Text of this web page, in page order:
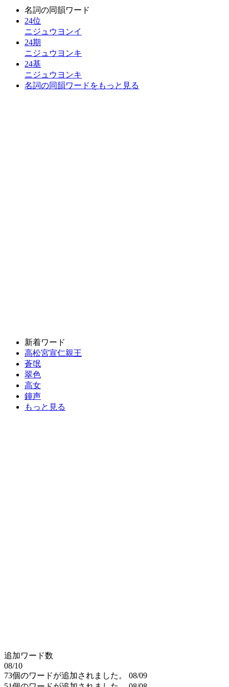
名詞の同韻ワード
24位
ニジュウヨンイ
24期
ニジュウヨンキ
24基
ニジュウヨンキ
名詞の同韻ワードをもっと見る
新着ワード
高松宮宣仁親王
蒼氓
翠色
高女
鐘声
もっと見る
追加ワード数
08/10
73個のワードが追加されました。
08/09